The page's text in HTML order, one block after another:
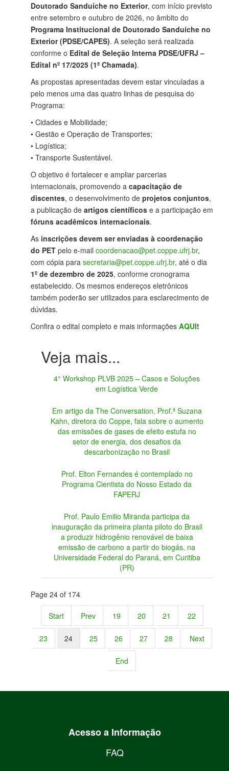
Doutorado Sanduíche no Exterior, com início previsto
entre setembro e outubro de 2026, no âmbito do
Programa Institucional de Doutorado Sanduíche no
Exterior (PDSE/CAPES). A seleção será realizada
conforme o Edital de Seleção Interna PDSE/UFRJ –
Edital nº 17/2025 (1ª Chamada).
As propostas apresentadas devem estar vinculadas a
pelo menos uma das quatro linhas de pesquisa do
Programa:
• Cidades e Mobilidade;
• Gestão e Operação de Transportes;
• Logística;
• Transporte Sustentável.
O objetivo é fortalecer e ampliar parcerias
internacionais, promovendo a capacitação de
discentes, o desenvolvimento de projetos conjuntos,
a publicação de artigos científicos e a participação em
fóruns acadêmicos internacionais.
As inscrições devem ser enviadas à coordenação
do PET pelo e-mail coordenacao@pet.coppe.ufrj.br,
com cópia para secretaria@pet.coppe.ufrj.br, até o dia
1º de dezembro de 2025, conforme cronograma
estabelecido. Os mesmos endereços eletrônicos
também poderão ser utilizados para esclarecimento de
dúvidas.
Confira o edital completo e mais informações AQUI!
4° Workshop PLVB 2025 – Casos e Soluções
em Logística Verde
Em artigo da The Conversation, Prof.ª Suzana
Kahn, diretora do Coppe, fala sobre o aumento
das emissões de gases de efeito estufa no
setor de energia, dos desafios da
descarbonização no Brasil
Prof. Elton Fernandes é contemplado no
Programa Cientista do Nosso Estado da
FAPERJ
Prof. Paulo Emilio Miranda participa da
inauguração da primeira planta piloto do Brasil
a produzir hidrogênio renovável de baixa
emissão de carbono a partir do biogás, na
Universidade Federal do Paraná, em Curitiba
(PR)
Page 24 of 174
Start Prev 19 20 21 22
23 24 25 26 27 28 Next
End
Acesso a Informação
FAQ